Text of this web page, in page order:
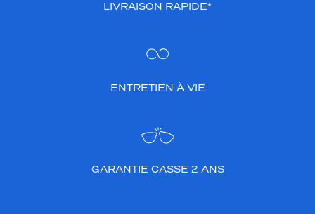
LIVRAISON RAPIDE*
ENTRETIEN À VIE
GARANTIE CASSE 2 ANS